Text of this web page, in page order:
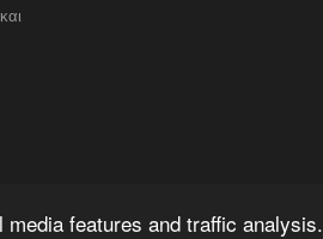
features and traffic analysis.